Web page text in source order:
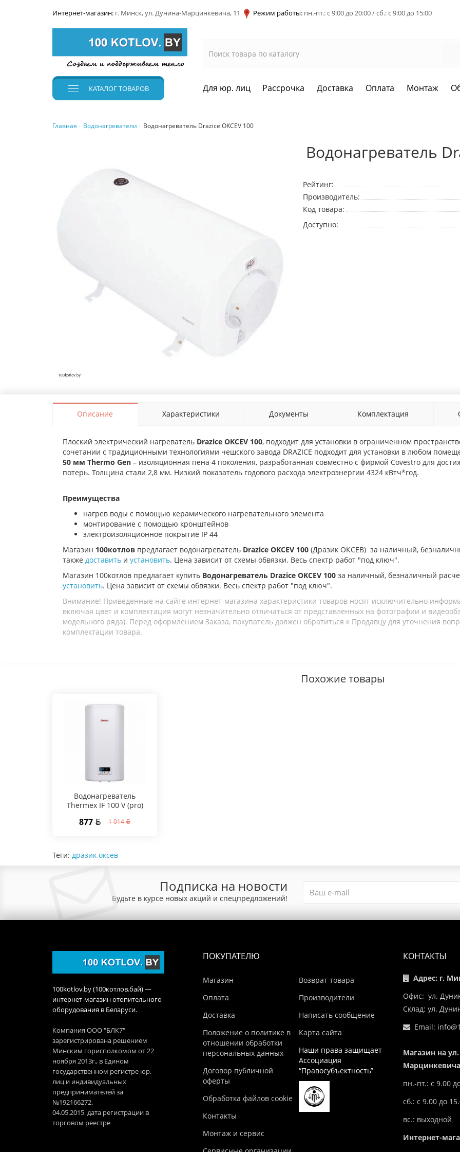
Интернет-магазин: г. Минск, ул. Дунина-Марцинкевича, 11 Режим работы: пн.-пт.: с 9:00 до 20:00 / сб.: с 9:00 до 15:00
КАТАЛОГТОВАРОВ Для юр. лиц Рассрочка Доставка Оплата Монтаж
Главная Водонагреватели Водонагреватель Drazice OKCEV 100
Водонагреватель
Рейтинг:
Производитель:
Код товара:
Доступно:
Описание Характеристики Документы Комплектация
Плоский электрический нагреватель Drazice OKCEV 100, подходит для установки в ограниченном
сочетании с традиционными технологиями чешского завода DRAZICE подходит для установки в любом
50 мм Thermo Gen – изоляционная пена 4 поколения, разработанная совместно с фирмой Covestro для
потерь. Толщина стали 2,8 мм. Низкий показатель годового расхода электроэнергии 4324 кВтч*год.
Преимущества
нагрев воды с помощью керамического нагревательного элемента
монтирование с помощью кронштейнов
электроизоляционное покрытие IP 44
Магазин 100котлов предлагает водонагреватель Drazice OKCEV 100 (Дразик ОКСЕВ) за наличный,
также доставить и установить. Цена зависит от схемы обвязки. Весь спектр работ "под ключ".
Магазин 100котлов предлагает купить Водонагреватель Drazice OKCEV 100 за наличный, безналичный
установить. Цена зависит от схемы обвязки. Весь спектр работ "под ключ".
Внимание! Приведенные на сайте интернет-магазина характеристики товаров носят исключительно
включая цвет и комплектация могут незначительно отличаться от представленных на фотографии и
модельного ряда). Перед оформлением Заказа, покупатель должен обратиться к Продавцу для уточнения
комплектации товара.
Похожие товары
Водонагреватель
Thermex IF 100 V (pro)
877 1 014
Теги: дразик оксев
Подписка на новости
Будьте в курсе новых акций и спецпредложений!
100kotlov.by (100котлов.бай) —
интернет-магазин отопительного
оборудования в Беларуси.
Компания ООО "БЛК7"
зарегистрирована решением
Минским горисполкомом от 22
ноября 2013г., в Едином
государственном регистре юр.
лиц и индивидуальных
предпринимателей за
№192166272.
04.05.2015 дата регистрации в
торговом реестре
ПОКУПАТЕЛЮ
Магазин
Оплата
Доставка
Положение о политике в
отношении обработки
персональных данных
Договор публичной
оферты
Обработка файлов cookie
Контакты
Монтаж и сервис
Возврат товара
Производители
Написать сообщение
Карта сайта
Наши права защищает
Ассоциация
“Правосубъектность”
КОНТАКТЫ
Адрес: г.
Офис: ул.
Склад: ул.
Email:
Магазин на
пн.-пт.: с 9.00
сб.: с 9.00 до
вс.: выходной
Интернет-